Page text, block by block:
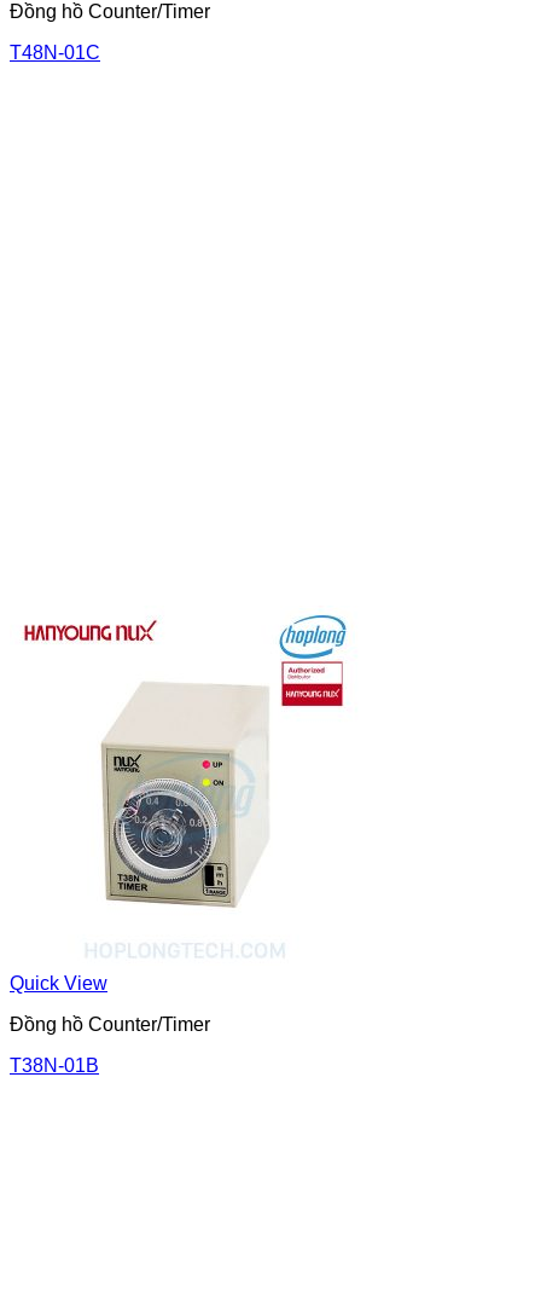
Đồng hồ Counter/Timer
T48N-01C
Quick View
Đồng hồ Counter/Timer
T38N-01B